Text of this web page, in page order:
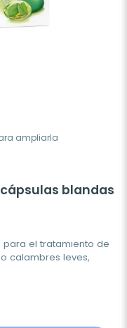
ampliarla
blandas
para el tratamiento de
calambres leves,